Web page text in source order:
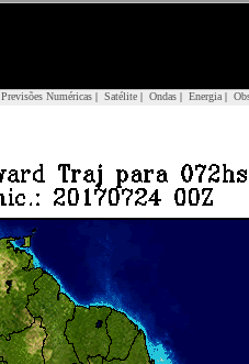
Previsões Numéricas | Satélite | Ondas | Energia |